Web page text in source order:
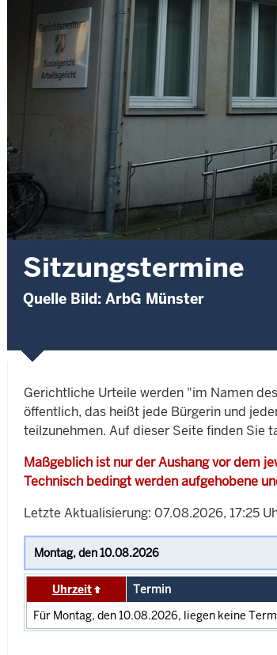
Sitzungstermine
Quelle Bild: ArbG Münster
Gerichtliche Urteile werden "im Namen
öffentlich, das heißt jede Bürgerin und
teilzunehmen. Auf dieser Seite finden Sie
Maßgeblich ist nur der Aushang vor dem
Technisch bedingt werden aufgehobene
Letzte Aktualisierung: 07.08.2026, 17:25
Uhrzeit Termin
Für Montag, den 10.08.2026, liegen keine